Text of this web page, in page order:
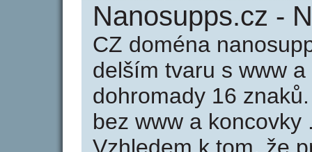
Nanosupps.cz -
CZ doména
delším tvaru s www
dohromady 16
bez www a